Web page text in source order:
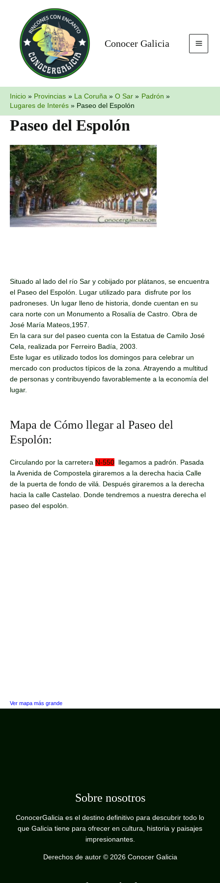
contenido
Conocer Galicia
Inicio Provincias La Coruña O Sar
Padrón
Lugares de Interés
Paseo del Espolón
Paseo del Espolón
Situado al lado del río Sar y cobijado por plátanos, se encuentra
el Paseo del Espolón. Lugar utilizado para disfrute por los
padroneses. Un lugar lleno de historia, donde cuentan en su
cara norte con un Monumento a Rosalía de Castro. Obra de
José María Mateos,1957.
En la cara sur del paseo cuenta con la Estatua de Camilo José
Cela, realizada por Ferreiro Badía, 2003.
Este lugar es utilizado todos los domingos para celebrar un
mercado con productos típicos de la zona. Atrayendo a multitud
de personas y contribuyendo favorablemente a la economía del
lugar.
Mapa de Cómo llegar al Paseo del
Espolón:
Circulando por la carretera N-550 llegamos a padrón. Pasada
la Avenida de Compostela giraremos a la derecha hacia Calle
de la puerta de fondo de vilá. Después giraremos a la derecha
hacia la calle Castelao. Donde tendremos a nuestra derecha el
paseo del espolón.
Ver mapa más grande
Sobre nosotros
ConocerGalicia es el destino definitivo para descubrir todo lo
que Galicia tiene para ofrecer en cultura, historia y paisajes
impresionantes.
Derechos de autor © 2026 Conocer Galicia